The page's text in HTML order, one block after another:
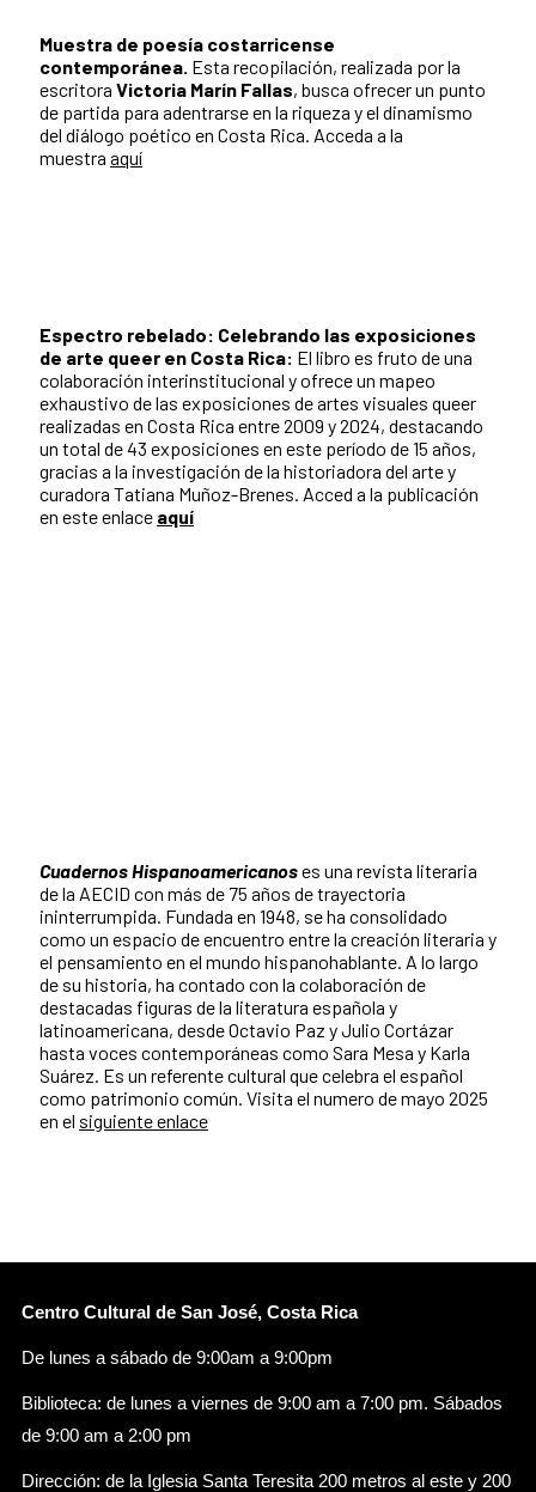
Muestra de poesía costarricense
contemporánea. Esta recopilación, realizada por la
escritora Victoria Marín Fallas, busca ofrecer un punto
de partida para adentrarse en la riqueza y el dinamismo
del diálogo poético en Costa Rica. Acceda a la
muestra aquí
Espectro rebelado: Celebrando las exposiciones
de arte queer en Costa Rica: El libro es fruto de una
colaboración interinstitucional y ofrece un mapeo
exhaustivo de las exposiciones de artes visuales queer
realizadas en Costa Rica entre 2009 y 2024, destacando
un total de 43 exposiciones en este período de 15 años,
gracias a la investigación de la historiadora del arte y
curadora Tatiana Muñoz-Brenes. Acced a la publicación
en este enlace aquí
Cuadernos Hispanoamericanoses una revista literaria
de la AECID con más de 75 años de trayectoria
ininterrumpida. Fundada en 1948, se ha consolidado
como un espacio de encuentro entre la creación literaria y
el pensamiento en el mundo hispanohablante. A lo largo
de su historia, ha contado con la colaboración de
destacadas figuras de la literatura española y
latinoamericana, desde Octavio Paz y Julio Cortázar
hasta voces contemporáneas como Sara Mesa y Karla
Suárez. Es un referente cultural que celebra el español
como patrimonio común. Visita el numero de mayo 2025
en el siguiente enlace
Centro Cultural de San José, Costa Rica
De lunes a sábado de 9:00am a 9:00pm
Biblioteca: de lunes a viernes de 9:00 am a 7:00 pm. Sábados
de 9:00 am a 2:00 pm
Dirección: de la Iglesia Santa Teresita 200 metros al este y 200